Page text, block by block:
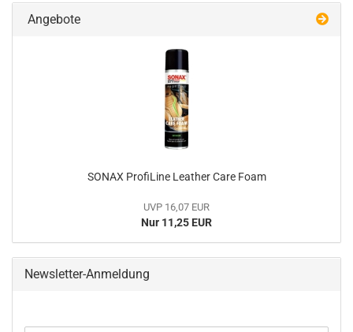
Angebote
SONAX ProfiLine Leather Care Foam
UVP 16,07 EUR
Nur 11,25 EUR
Newsletter-Anmeldung